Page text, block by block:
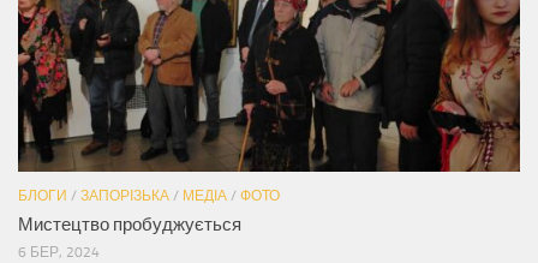
БЛОГИ / ЗАПОРІЗЬКА / МЕДІА / ФОТО
Мистецтво пробуджується
6 БЕР, 2024